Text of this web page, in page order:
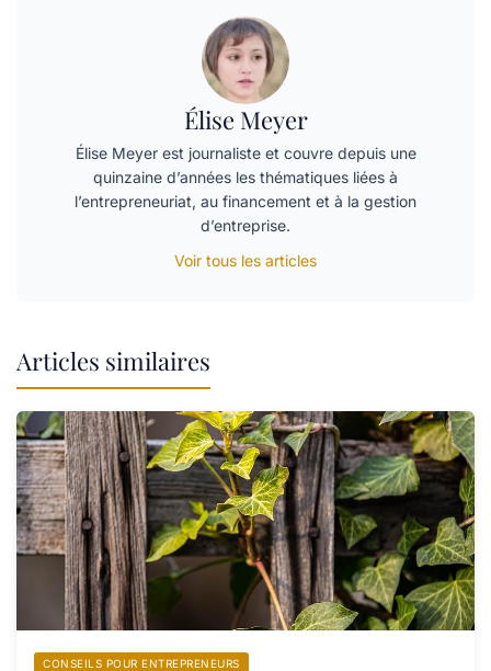
Élise Meyer
Élise Meyer est journaliste et couvre depuis une
quinzaine d’années les thématiques liées à
l’entrepreneuriat, au financement et à la gestion
d’entreprise.
Voir tous les articles
Articles similaires
CONSEILS POUR ENTREPRENEURS